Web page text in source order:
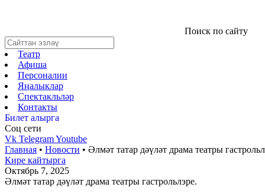
Поиск по сайту
Театр
Афиша
Персоналии
Яңалыклар
Спектакльләр
Контакты
Билет алырга
Соц cети
Vk TelegramYoutube
Главная • Новости • Әлмәт татар дәүләт драма театры
Кире кайтырга
Октябрь 7, 2025
Әлмәт татар дәүләт драма театры гастрольлэре.